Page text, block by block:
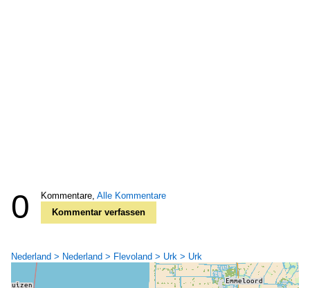
0 Kommentare, Alle Kommentare
Kommentar verfassen
Nederland > Nederland > Flevoland > Urk > Urk